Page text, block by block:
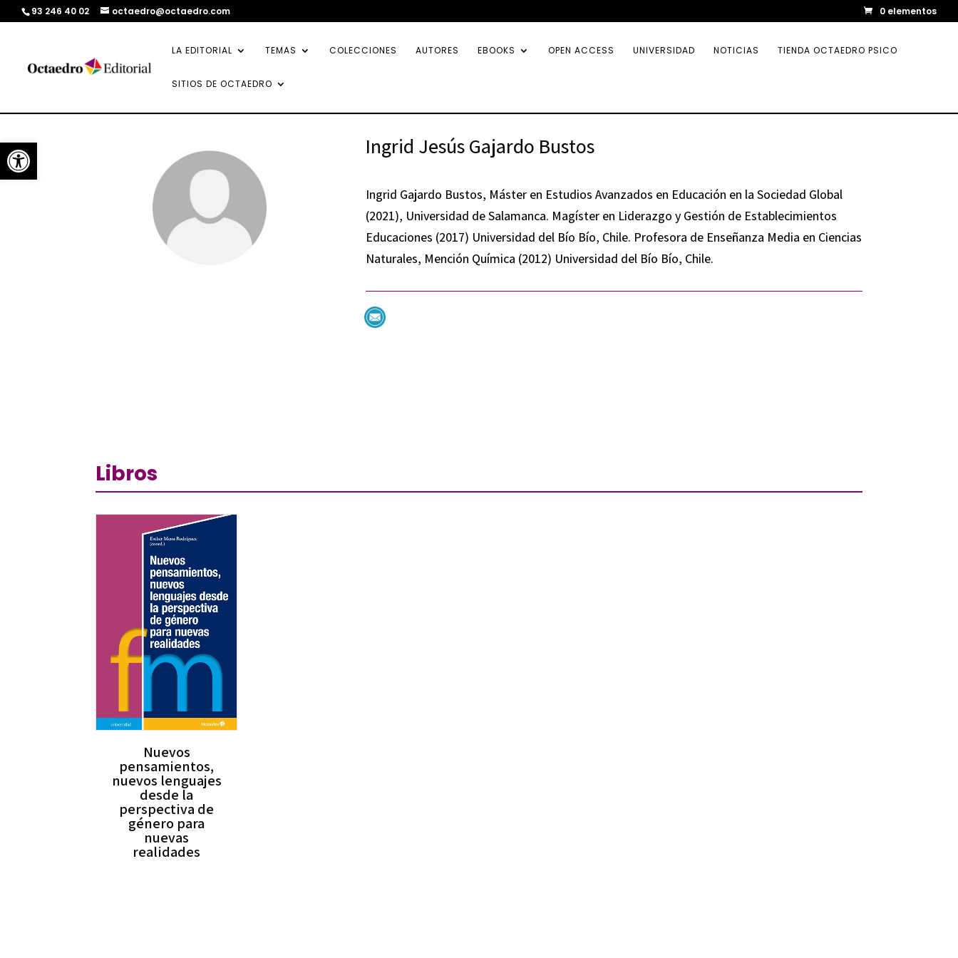
Abrir barra de herramientas
93 246 40 02 octaedro@octaedro.com 0 elementos
LA EDITORIAL TEMAS COLECCIONES AUTORES EBOOKS OPEN ACCESS UNIVERSIDAD NOTICIAS TIENDA OCTAEDRO PSICO
SITIOS DE OCTAEDRO
Ingrid Jesús Gajardo Bustos
Ingrid Gajardo Bustos, Máster en Estudios Avanzados en Educación en la Sociedad Global
(2021), Universidad de Salamanca. Magíster en Liderazgo y Gestión de Establecimientos
Educaciones (2017) Universidad del Bío Bío, Chile. Profesora de Enseñanza Media en Ciencias
Naturales, Mención Química (2012) Universidad del Bío Bío, Chile.
Libros
Nuevos
pensamientos,
nuevos lenguajes
desde la
perspectiva de
género para
nuevas
realidades